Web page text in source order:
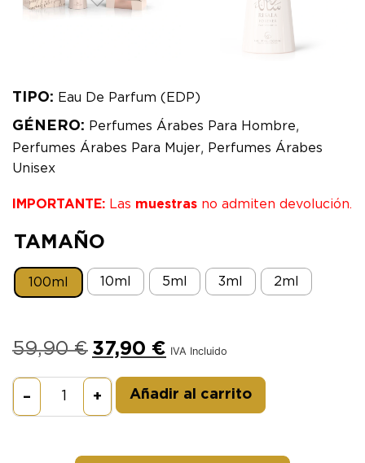
TIPO: Eau De Parfum (EDP)
GÉNERO: Perfumes Árabes Para Hombre,
Perfumes Árabes Para Mujer, Perfumes Árabes
Unisex
IMPORTANTE: Las muestras no admiten devolución.
TAMAÑO
100ml 10ml 5ml 3ml 2ml
59,90€ 37,90 € IVA Incluido
– + Añadir al carrito